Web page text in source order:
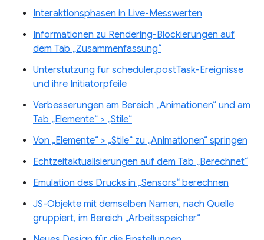
Interaktionsphasen in Live-Messwerten
Informationen zu Rendering-Blockierungen auf
dem Tab „Zusammenfassung“
Unterstützung für scheduler.postTask-Ereignisse
und ihre Initiatorpfeile
Verbesserungen am Bereich „Animationen“ und am
Tab „Elemente“ > „Stile“
Von „Elemente“ > „Stile“ zu „Animationen“ springen
Echtzeitaktualisierungen auf dem Tab „Berechnet“
Emulation des Drucks in „Sensors“ berechnen
JS-Objekte mit demselben Namen, nach Quelle
gruppiert, im Bereich „Arbeitsspeicher“